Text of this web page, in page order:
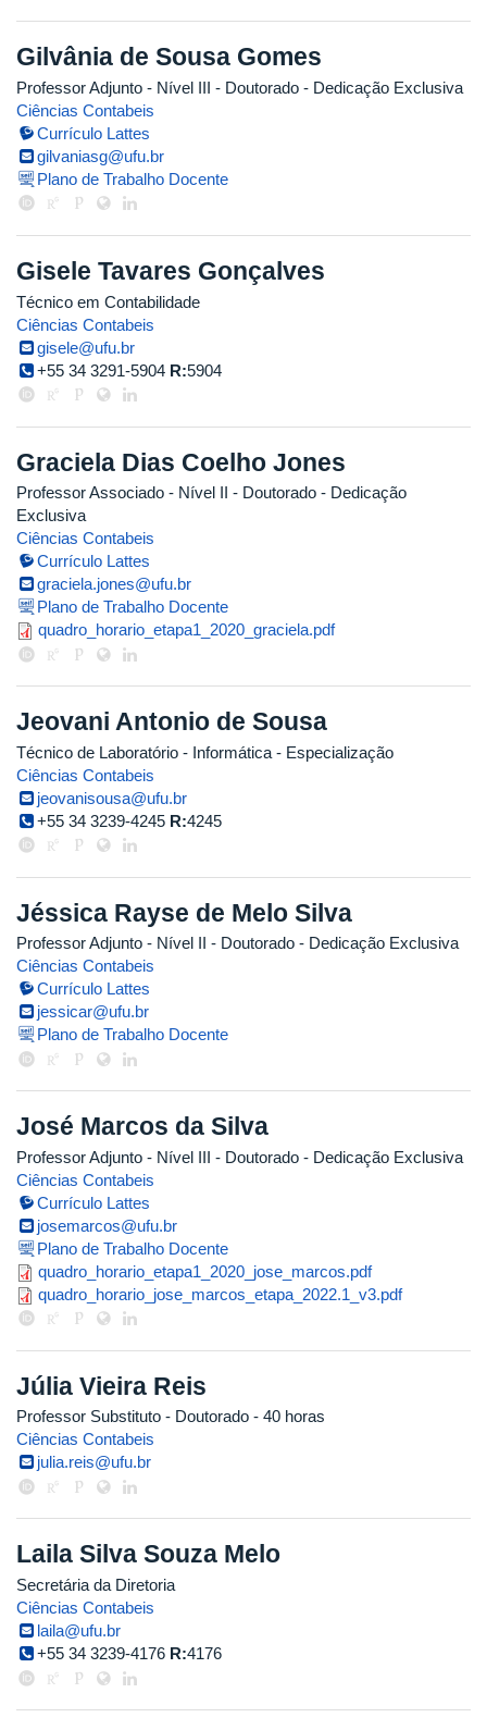
Gilvânia de Sousa Gomes
Professor Adjunto - Nível III - Doutorado - Dedicação Exclusiva
Ciências Contabeis
Currículo Lattes
gilvaniasg@ufu.br
Plano de Trabalho Docente
Gisele Tavares Gonçalves
Técnico em Contabilidade
Ciências Contabeis
gisele@ufu.br
+55 34 3291-5904 R:5904
Graciela Dias Coelho Jones
Professor Associado - Nível II - Doutorado - Dedicação
Exclusiva
Ciências Contabeis
Currículo Lattes
graciela.jones@ufu.br
Plano de Trabalho Docente
quadro_horario_etapa1_2020_graciela.pdf
Jeovani Antonio de Sousa
Técnico de Laboratório - Informática - Especialização
Ciências Contabeis
jeovanisousa@ufu.br
+55 34 3239-4245 R:4245
Jéssica Rayse de Melo Silva
Professor Adjunto - Nível II - Doutorado - Dedicação Exclusiva
Ciências Contabeis
Currículo Lattes
jessicar@ufu.br
Plano de Trabalho Docente
José Marcos da Silva
Professor Adjunto - Nível III - Doutorado - Dedicação Exclusiva
Ciências Contabeis
Currículo Lattes
josemarcos@ufu.br
Plano de Trabalho Docente
quadro_horario_etapa1_2020_jose_marcos.pdf
quadro_horario_jose_marcos_etapa_2022.1_v3.pdf
Júlia Vieira Reis
Professor Substituto - Doutorado - 40 horas
Ciências Contabeis
julia.reis@ufu.br
Laila Silva Souza Melo
Secretária da Diretoria
Ciências Contabeis
laila@ufu.br
+55 34 3239-4176 R:4176